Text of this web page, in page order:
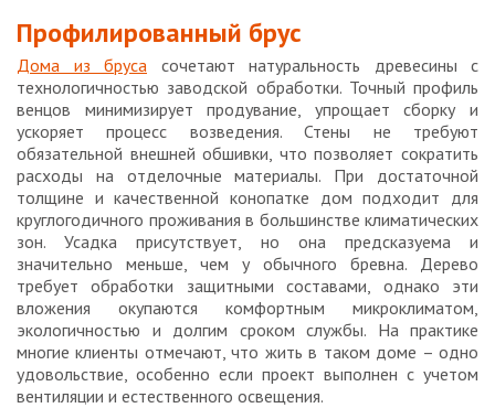
Профилированный брус
Дома из бруса сочетают натуральность древесины с
технологичностью заводской обработки. Точный профиль
венцов минимизирует продувание, упрощает сборку и
ускоряет процесс возведения. Стены не требуют
обязательной внешней обшивки, что позволяет сократить
расходы на отделочные материалы. При достаточной
толщине и качественной конопатке дом подходит для
круглогодичного проживания в большинстве климатических
зон. Усадка присутствует, но она предсказуема и
значительно меньше, чем у обычного бревна. Дерево
требует обработки защитными составами, однако эти
вложения окупаются комфортным микроклиматом,
экологичностью и долгим сроком службы. На практике
многие клиенты отмечают, что жить в таком доме – одно
удовольствие, особенно если проект выполнен с учетом
вентиляции и естественного освещения.